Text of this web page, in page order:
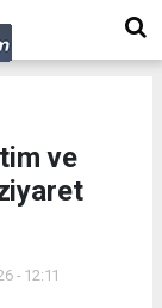
ve
- 12:11